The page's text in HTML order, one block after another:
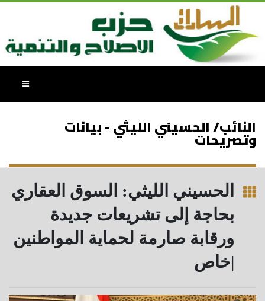
النائب/ الحسيني الليثي - بيانات
وتصريحات
الحسيني الليثي: السوق العقاري
بحاجة إلى تشريعات جديدة
ورقابة صارمة لحماية المواطنين
|خاص